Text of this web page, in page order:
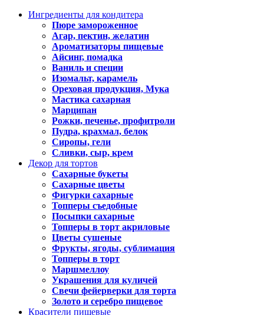
Ингредиенты для кондитера
Пюре замороженное
Агар, пектин, желатин
Ароматизаторы пищевые
Айсинг, помадка
Ваниль и специи
Изомальт, карамель
Ореховая продукция, Мука
Мастика сахарная
Марципан
Рожки, печенье, профитроли
Пудра, крахмал, белок
Сиропы, гели
Сливки, сыр, крем
Декор для тортов
Сахарные букеты
Сахарные цветы
Фигурки сахарные
Топперы съедобные
Посыпки сахарные
Топперы в торт акриловые
Цветы сушеные
Фрукты, ягоды, сублимация
Топперы в торт
Маршмеллоу
Украшения для куличей
Свечи фейерверки для торта
Золото и серебро пищевое
Красители пищевые